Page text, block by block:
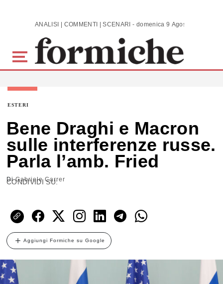
Skip to main content ANALISI | COMMENTI | SCENARI - domenica 9 Agosto 2026
ESTERI
Bene Draghi e Macron
sulle interferenze russe.
Parla l’amb. Fried
DiGabriele Carrer
CONDIVIDI SU:
Aggiungi Formiche su Google